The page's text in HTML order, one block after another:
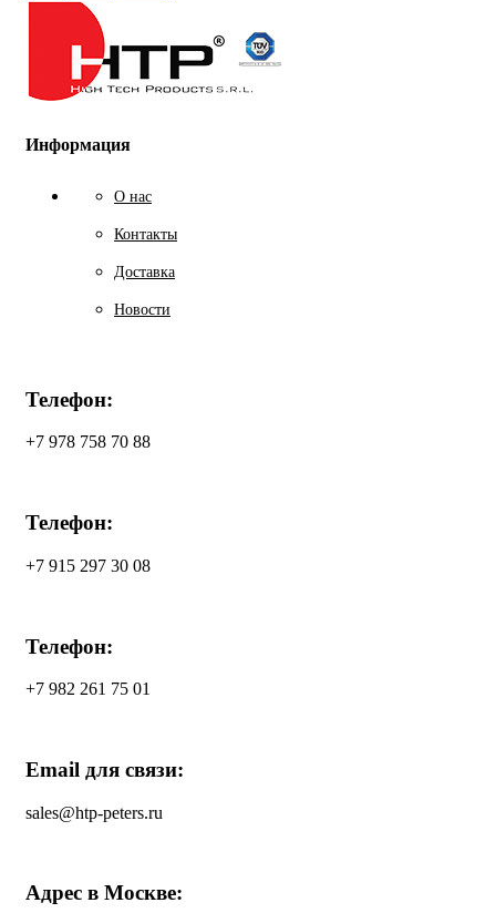
Информация
О нас
Контакты
Доставка
Новости
Телефон:
+7 978 758 70 88
Телефон:
+7 915 297 30 08
Телефон:
+7 982 261 75 01
Email для связи:
sales@htp-peters.ru
Адрес в Москве: